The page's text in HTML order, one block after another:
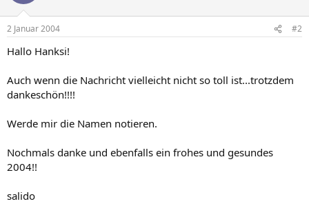
2 Januar 2004 #2
Hallo Hanksi!
Auch wenn die Nachricht vielleicht nicht so toll ist...trotzdem
dankeschön!!!!
Werde mir die Namen notieren.
Nochmals danke und ebenfalls ein frohes und gesundes
2004!!
salido